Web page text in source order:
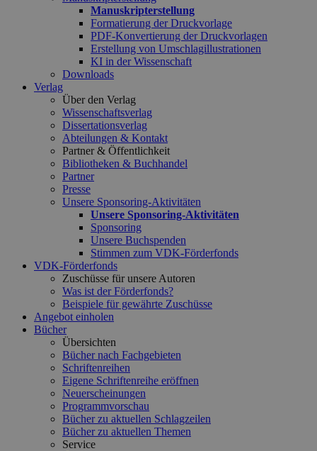
Manuskripterstellung
Formatierung der Druckvorlage
PDF-Konvertierung der Druckvorlagen
Erstellung von Umschlagillustrationen
KI in der Wissenschaft
Downloads
Verlag
Über den Verlag
Wissenschaftsverlag
Dissertationsverlag
Abteilungen & Kontakt
Partner & Öffentlichkeit
Bibliotheken & Buchhandel
Partner
Presse
Unsere Sponsoring-Aktivitäten
Unsere Sponsoring-Aktivitäten
Sponsoring
Unsere Buchspenden
Stimmen zum VDK-Förderfonds
VDK-Förderfonds
Zuschüsse für unsere Autoren
Was ist der Förderfonds?
Beispiele für gewährte Zuschüsse
Angebot einholen
Bücher
Übersichten
Bücher nach Fachgebieten
Schriftenreihen
Eigene Schriftenreihe eröffnen
Neuerscheinungen
Programmvorschau
Bücher zu aktuellen Schlagzeilen
Bücher zu aktuellen Themen
Service